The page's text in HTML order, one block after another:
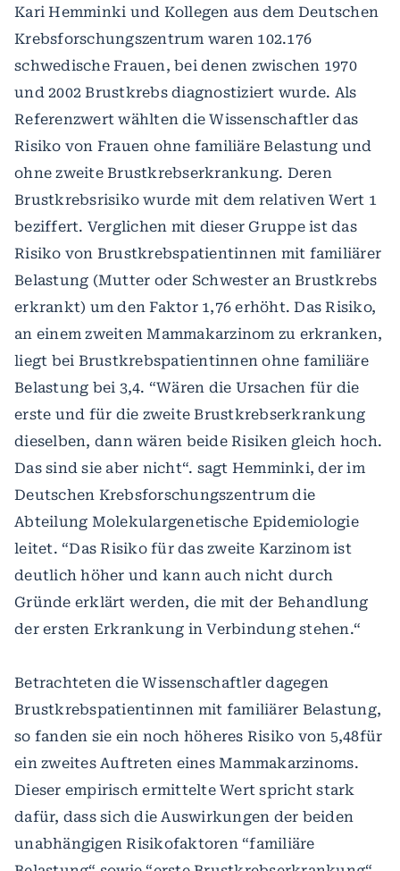
Kari Hemminki und Kollegen aus dem Deutschen
Krebsforschungszentrum waren 102.176
schwedische Frauen, bei denen zwischen 1970
und 2002 Brustkrebs diagnostiziert wurde. Als
Referenzwert wählten die Wissenschaftler das
Risiko von Frauen ohne familiäre Belastung und
ohne zweite Brustkrebserkrankung. Deren
Brustkrebsrisiko wurde mit dem relativen Wert 1
beziffert. Verglichen mit dieser Gruppe ist das
Risiko von Brustkrebspatientinnen mit familiärer
Belastung (Mutter oder Schwester an Brustkrebs
erkrankt) um den Faktor 1,76 erhöht. Das Risiko,
an einem zweiten Mammakarzinom zu erkranken,
liegt bei Brustkrebspatientinnen ohne familiäre
Belastung bei 3,4. “Wären die Ursachen für die
erste und für die zweite Brustkrebserkrankung
dieselben, dann wären beide Risiken gleich hoch.
Das sind sie aber nicht“. sagt Hemminki, der im
Deutschen Krebsforschungszentrum die
Abteilung Molekulargenetische Epidemiologie
leitet. “Das Risiko für das zweite Karzinom ist
deutlich höher und kann auch nicht durch
Gründe erklärt werden, die mit der Behandlung
der ersten Erkrankung in Verbindung stehen.“
Betrachteten die Wissenschaftler dagegen
Brustkrebspatientinnen mit familiärer Belastung,
so fanden sie ein noch höheres Risiko von 5,48für
ein zweites Auftreten eines Mammakarzinoms.
Dieser empirisch ermittelte Wert spricht stark
dafür, dass sich die Auswirkungen der beiden
unabhängigen Risikofaktoren “familiäre